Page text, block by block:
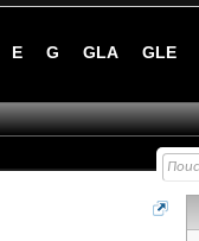
E G GLA GLE